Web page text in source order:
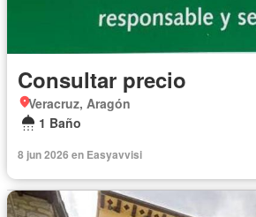
Consultar precio
Veracruz, Aragón
1 Baño
8 jun 2026 en Easyavvisi